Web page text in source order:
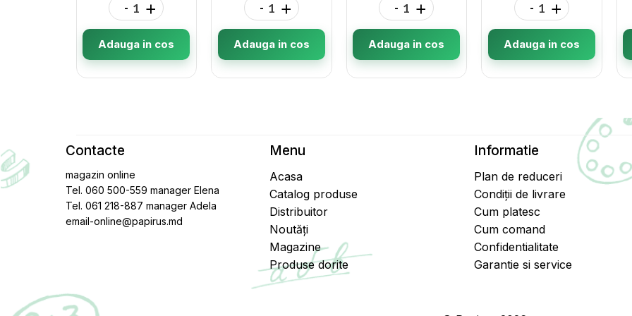
- +
Adauga in cos
- +
Adauga in cos
- +
Adauga in cos
- +
Adauga in cos
Contacte
magazin online
Tel. 060 500-559 manager Elena
Tel. 061 218-887 manager Adela
email-online@papirus.md
Menu
Acasa
Catalog produse
Distribuitor
Noutăți
Magazine
Produse dorite
Informatie
Plan de reduceri
Condiții de livrare
Cum platesc
Cum comand
Confidentialitate
Garantie si service